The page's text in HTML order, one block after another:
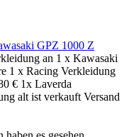
GPZ 1000 Z
an 1 x Kawasaki
1 x Racing Verkleidung
€ 1x Laverda
alt ist verkauft Versand